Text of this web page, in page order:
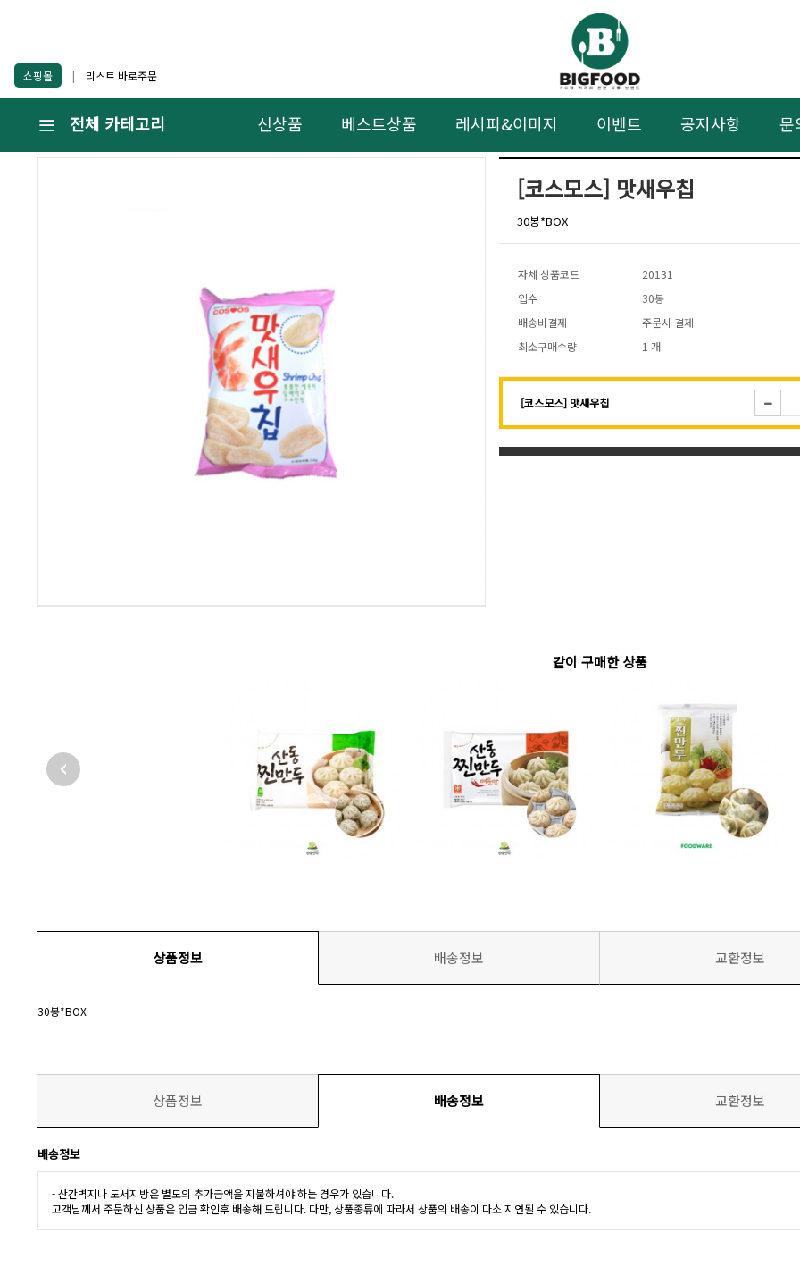
쇼핑몰 | 리스트 바로주문
전체 카테고리 신상품 베스트상품 레시피&이미지 이벤트 공지사항 문
[코스모스] 맛새우칩
30봉*BOX
자체 상품코드
20131
입수
30봉
배송비결제
주문시 결제
최소구매수량
1 개
[코스모스] 맛새우칩
같이 구매한 상품
Next
상품정보 배송정보 교환정보
30봉*BOX
상품정보 배송정보 교환정보
배송정보
- 산간벽지나 도서지방은 별도의 추가금액을 지불하셔야 하는 경우가 있습니다.
고객님께서 주문하신 상품은 입금 확인후 배송해 드립니다. 다만, 상품종류에 따라서 상품의 배송이 다소 지연될 수 있습니다.